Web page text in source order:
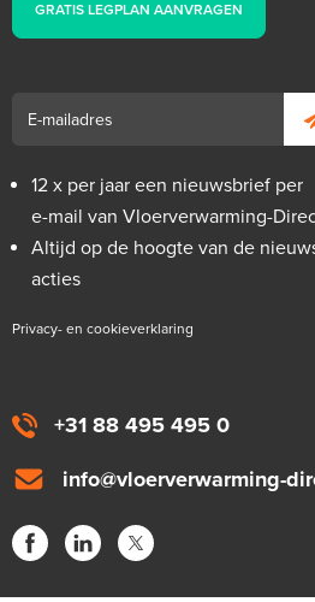
+31 88 495 495 0
info@vloerverwarming-
GRATIS LEGPLAN AANVRAGEN
12 x per jaar een nieuwsbrief per
e-mail van Vloerverwarming-
Altijd op de hoogte van de
acties
Privacy- en cookieverklaring